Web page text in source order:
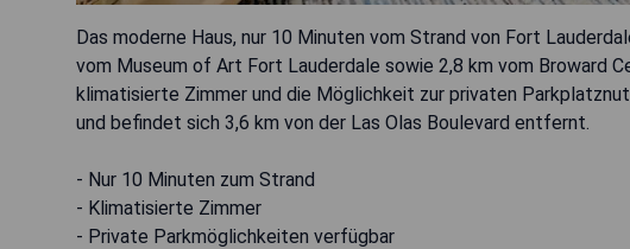
Das moderne Haus, nur 10 Minuten vom Strand von Fort
vom Museum of Art Fort Lauderdale sowie 2,8 km vom
klimatisierte Zimmer und die Möglichkeit zur privaten
und befindet sich 3,6 km von der Las Olas Boulevard entfernt.
- Nur 10 Minuten zum Strand
- Klimatisierte Zimmer
- Private Parkmöglichkeiten verfügbar